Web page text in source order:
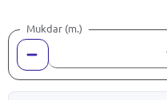
Mukdar (m.)